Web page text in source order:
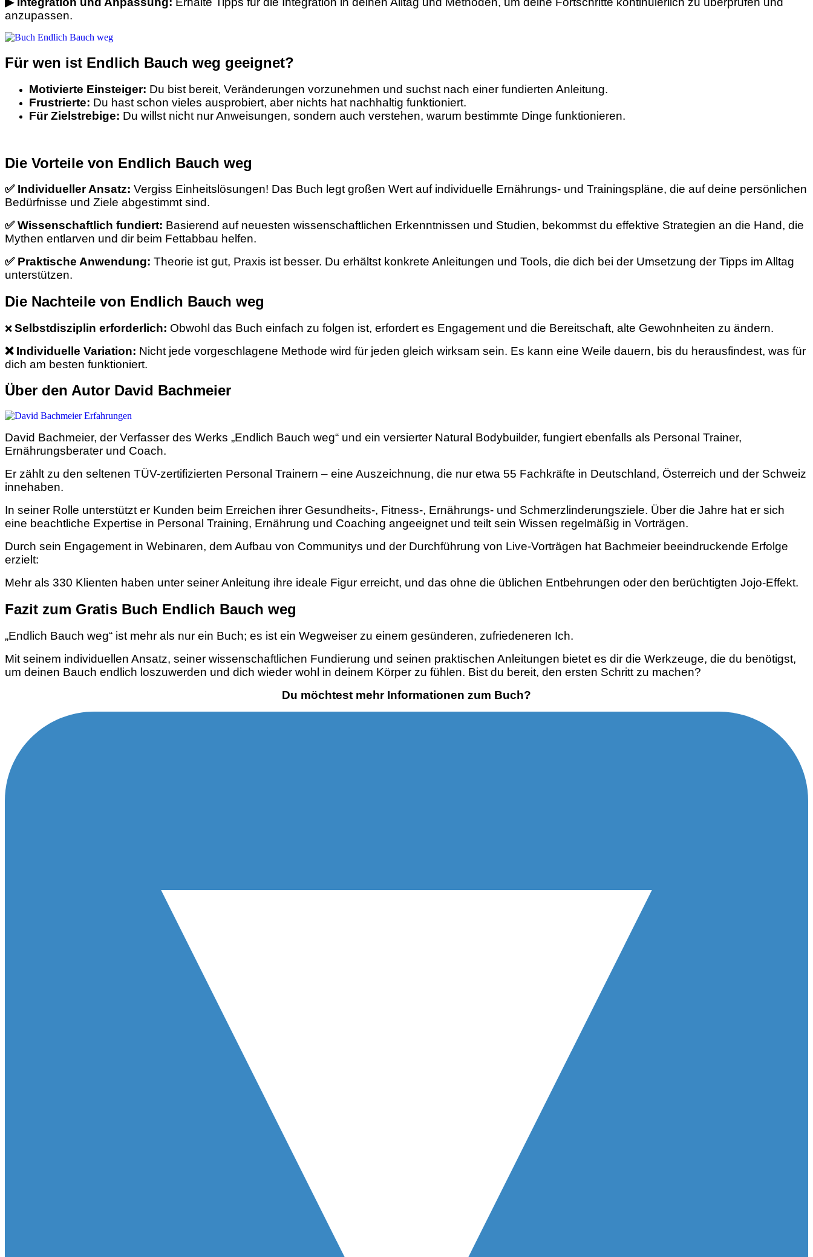
anzupassen.
Für wen ist Endlich Bauch weg geeignet?
Motivierte Einsteiger: Du bist bereit, Veränderungen vorzunehmen und suchst nach einer fundierten Anleitung.
Frustrierte: Du hast schon vieles ausprobiert, aber nichts hat nachhaltig funktioniert.
FürZielstrebige: Du willst nicht nur Anweisungen, sondern auch verstehen, warum bestimmte Dinge funktionieren.
Die Vorteile von Endlich Bauch weg
✅ Individueller Ansatz: Vergiss Einheitslösungen! Das Buch legt großen Wert auf individuelle Ernährungs- und Trainingspläne, die auf deine persönlichen
Bedürfnisse und Ziele abgestimmt sind.
✅ Wissenschaftlich fundiert: Basierend auf neuesten wissenschaftlichen Erkenntnissen und Studien, bekommst du effektive Strategien an die Hand, die
Mythen entlarven und dir beim Fettabbau helfen.
✅ Praktische Anwendung: Theorie ist gut, Praxis ist besser. Du erhältst konkrete Anleitungen und Tools, die dich bei der Umsetzung der Tipps im Alltag
unterstützen.
Die Nachteile von Endlich Bauch weg
❌ Selbstdisziplin erforderlich: Obwohl das Buch einfach zu folgen ist, erfordert es Engagement und die Bereitschaft, alte Gewohnheiten zu ändern.
❌ Individuelle Variation: Nicht jede vorgeschlagene Methode wird für jeden gleich wirksam sein. Es kann eine Weile dauern, bis du herausfindest, was für
dich am besten funktioniert.
Über den Autor David Bachmeier
David Bachmeier, der Verfasser des Werks „Endlich Bauch weg“ und ein versierter Natural Bodybuilder, fungiert ebenfalls als Personal Trainer,
Ernährungsberater und Coach.
Er zählt zu den seltenen TÜV-zertifizierten Personal Trainern – eine Auszeichnung, die nur etwa 55 Fachkräfte in Deutschland, Österreich und der Schweiz
innehaben.
In seiner Rolle unterstützt er Kunden beim Erreichen ihrer Gesundheits-, Fitness-, Ernährungs- und Schmerzlinderungsziele. Über die Jahre hat er sich
eine beachtliche Expertise in Personal Training, Ernährung und Coaching angeeignet und teilt sein Wissen regelmäßig in Vorträgen.
Durch sein Engagement in Webinaren, dem Aufbau von Communitys und der Durchführung von Live-Vorträgen hat Bachmeier beeindruckende Erfolge
erzielt:
Mehr als 330 Klienten haben unter seiner Anleitung ihre ideale Figur erreicht, und das ohne die üblichen Entbehrungen oder den berüchtigten Jojo-Effekt.
Fazit zum Gratis Buch Endlich Bauch weg
„Endlich Bauch weg“ ist mehr als nur ein Buch; es ist ein Wegweiser zu einem gesünderen, zufriedeneren Ich.
Mit seinem individuellen Ansatz, seiner wissenschaftlichen Fundierung und seinen praktischen Anleitungen bietet es dir die Werkzeuge, die du benötigst,
um deinen Bauch endlich loszuwerden und dich wieder wohl in deinem Körper zu fühlen. Bist du bereit, den ersten Schritt zu machen?
Du möchtest mehr Informationen zum Buch?